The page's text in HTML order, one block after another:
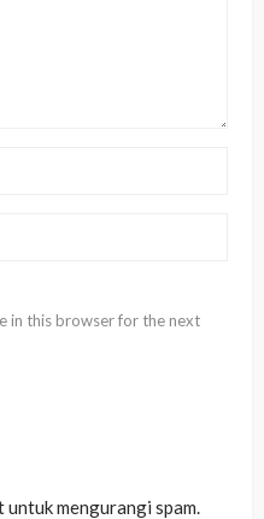
in this browser for the next
untuk mengurangi spam.